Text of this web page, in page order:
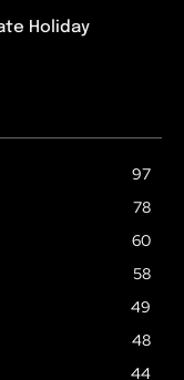
Holiday
97
78
60
58
49
48
44